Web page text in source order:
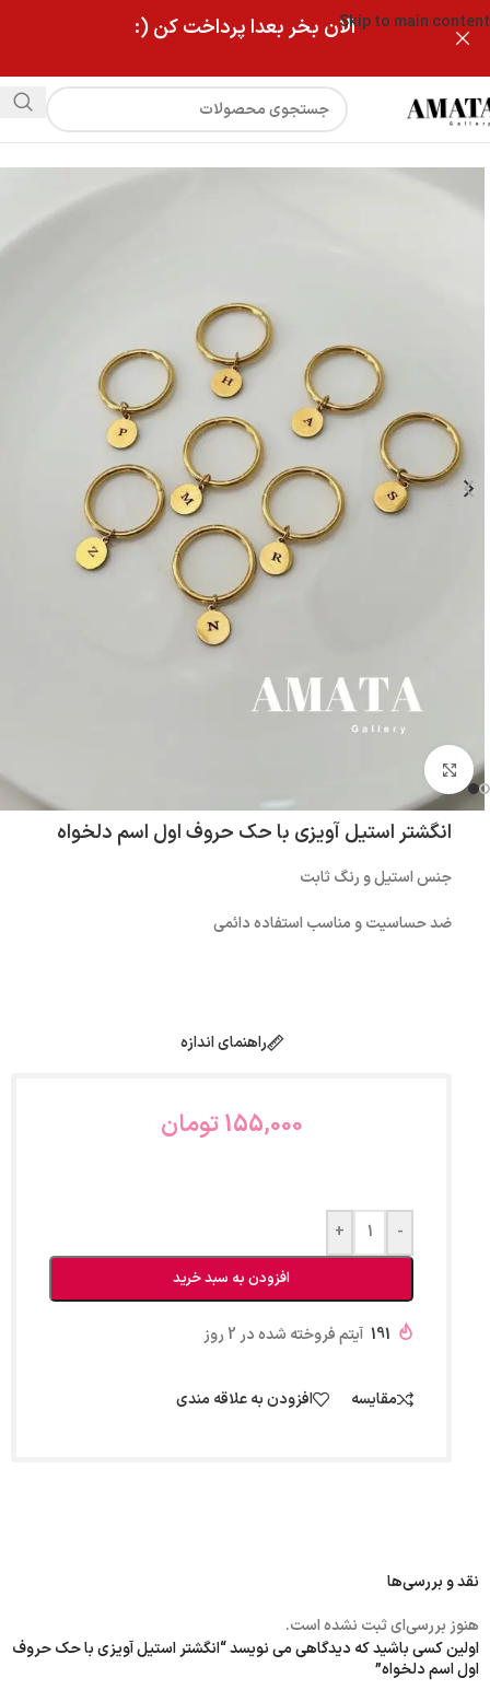
Skip to main contentالان بخر بعدا پرداخت کن (:
فروشگاه انگشتر استیل آویزی با حک حروف اول اسم دلخواه
بزرگنمایی تصویر
انگشتر استیل آویزی با حک حروف اول اسم دلخواه
جنس استیل و رنگ ثابت
ضد حساسیت و مناسب استفاده دائمی
راهنمای اندازه
155,000تومان
-
+
افزودن به سبد خرید
191 آیتم فروخته شده در 2 روز
مقایسه افزودن به علاقه مندی
نقد و بررسی‌ها
هنوز بررسی‌ای ثبت نشده است.
اولین کسی باشید که دیدگاهی می نویسد “انگشتر استیل آویزی با حک حروف
اول اسم دلخواه”